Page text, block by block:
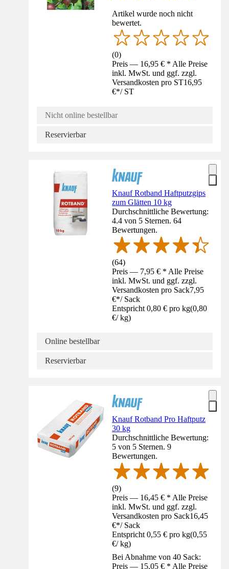
Artikel wurde noch nicht
bewertet.
(0)
Preis — 16,95 € * Alle Preise
inkl. MwSt. und ggf. zzgl.
Versandkosten pro ST16,95
€*/ ST
Nicht online bestellbar
Reservierbar
Knauf Rotband Haftputzgips
zum Glätten 10 kg
Durchschnittliche Bewertung:
4.4 von 5 Sternen. 64
Bewertungen.
(64)
Preis — 7,95 € * Alle Preise
inkl. MwSt. und ggf. zzgl.
Versandkosten pro Sack7,95
€*/ Sack
Entspricht 0,80 € pro kg(0,80
€/ kg)
Online bestellbar
Reservierbar
Knauf Rotband Pro Haftputz
30 kg
Durchschnittliche Bewertung:
5 von 5 Sternen. 9
Bewertungen.
(9)
Preis — 16,45 € * Alle Preise
inkl. MwSt. und ggf. zzgl.
Versandkosten pro Sack16,45
€*/ Sack
Entspricht 0,55 € pro kg(0,55
€/ kg)
Bei Abnahme von 40 Sack:
Preis — 15,05 € * Alle Preise